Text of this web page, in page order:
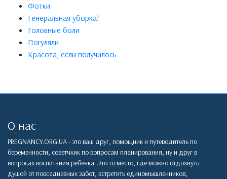
Фотки
Генеральная уборка!
Головные боли
Погуляли
Красота, если получилось
О нас
PREGNANCY.ORG.UA - это ваш друг, помощник и путеводитель по
беременности, советчкик по вопросам планирования, ну и друг в
вопросах воспитания ребенка. Это то место, где можно отдохнуть
душой от повседневных забот, встретить единомышленников,